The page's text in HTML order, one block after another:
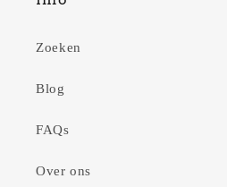
Zoeken
Blog
FAQs
Over ons